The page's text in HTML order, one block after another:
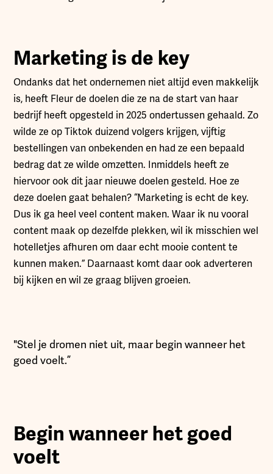
Marketing is de key
Ondanks dat het ondernemen niet altijd even makkelijk
is, heeft Fleur de doelen die ze na de start van haar
bedrijf heeft opgesteld in 2025 ondertussen gehaald. Zo
wilde ze op Tiktok duizend volgers krijgen, vijftig
bestellingen van onbekenden en had ze een bepaald
bedrag dat ze wilde omzetten. Inmiddels heeft ze
hiervoor ook dit jaar nieuwe doelen gesteld. Hoe ze
deze doelen gaat behalen? “Marketing is echt de key.
Dus ik ga heel veel content maken. Waar ik nu vooral
content maak op dezelfde plekken, wil ik misschien wel
hotelletjes afhuren om daar echt mooie content te
kunnen maken.” Daarnaast komt daar ook adverteren
bij kijken en wil ze graag blijven groeien.
"Stel je dromen niet uit, maar begin wanneer het
goed voelt.”
Begin wanneer het goed
voelt